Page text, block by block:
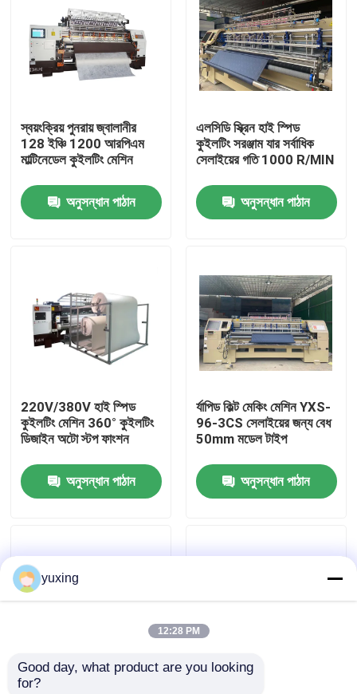
ভিডিও
আমাদের সম্পর্কে
কারখানা পরিদর্শন
আমাদের সাথে যোগাযোগ করুন
মামলা
স্বয়ংক্রিয় পুনরায় জ্বালানীর
128 ইঞ্চি 1200 আরপিএম
মাল্টিনেডেল কুইলটিং মেশিন
অনুসন্ধান পাঠান
এলসিডি স্ক্রিন হাই স্পিড
কুইলটিং সরঞ্জাম যার সর্বাধিক
সেলাইয়ের গতি 1000 R/MIN
অনুসন্ধান পাঠান
220V/380V হাই স্পিড
কুইলটিং মেশিন 360° কুইলটিং
ডিজাইন অটো স্টপ ফাংশন
অনুসন্ধান পাঠান
র্যাপিড কিল্ট মেকিং মেশিন YXS-
96-3CS সেলাইয়ের জন্য বেধ
50mm মডেল টাইপ
অনুসন্ধান পাঠান
300m/H চেইন সেচ
yuxing
12:28 PM
Good day, what product are you looking
for?